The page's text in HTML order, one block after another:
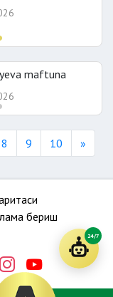
maftuna
8 9 10 »
бериш
24/7